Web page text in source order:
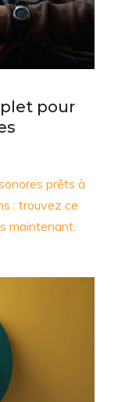
pour
prêts à
: trouvez ce
maintenant.